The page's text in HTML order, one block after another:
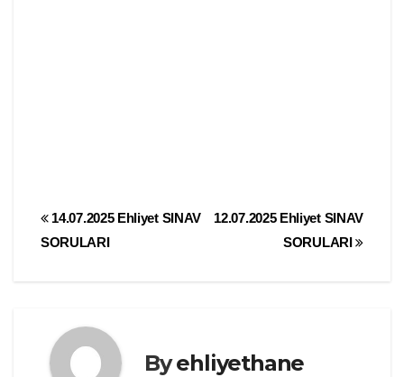
Yazı
12.07.2025 Ehliyet SINAV
SORULARI
14.07.2025 Ehliyet SINAV
SORULARI
Byehliyethane